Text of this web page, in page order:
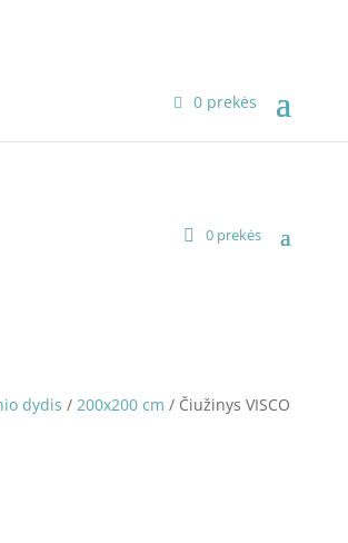
0 prekės
0 prekės
dydis / 200x200 cm / Čiužinys VISCO